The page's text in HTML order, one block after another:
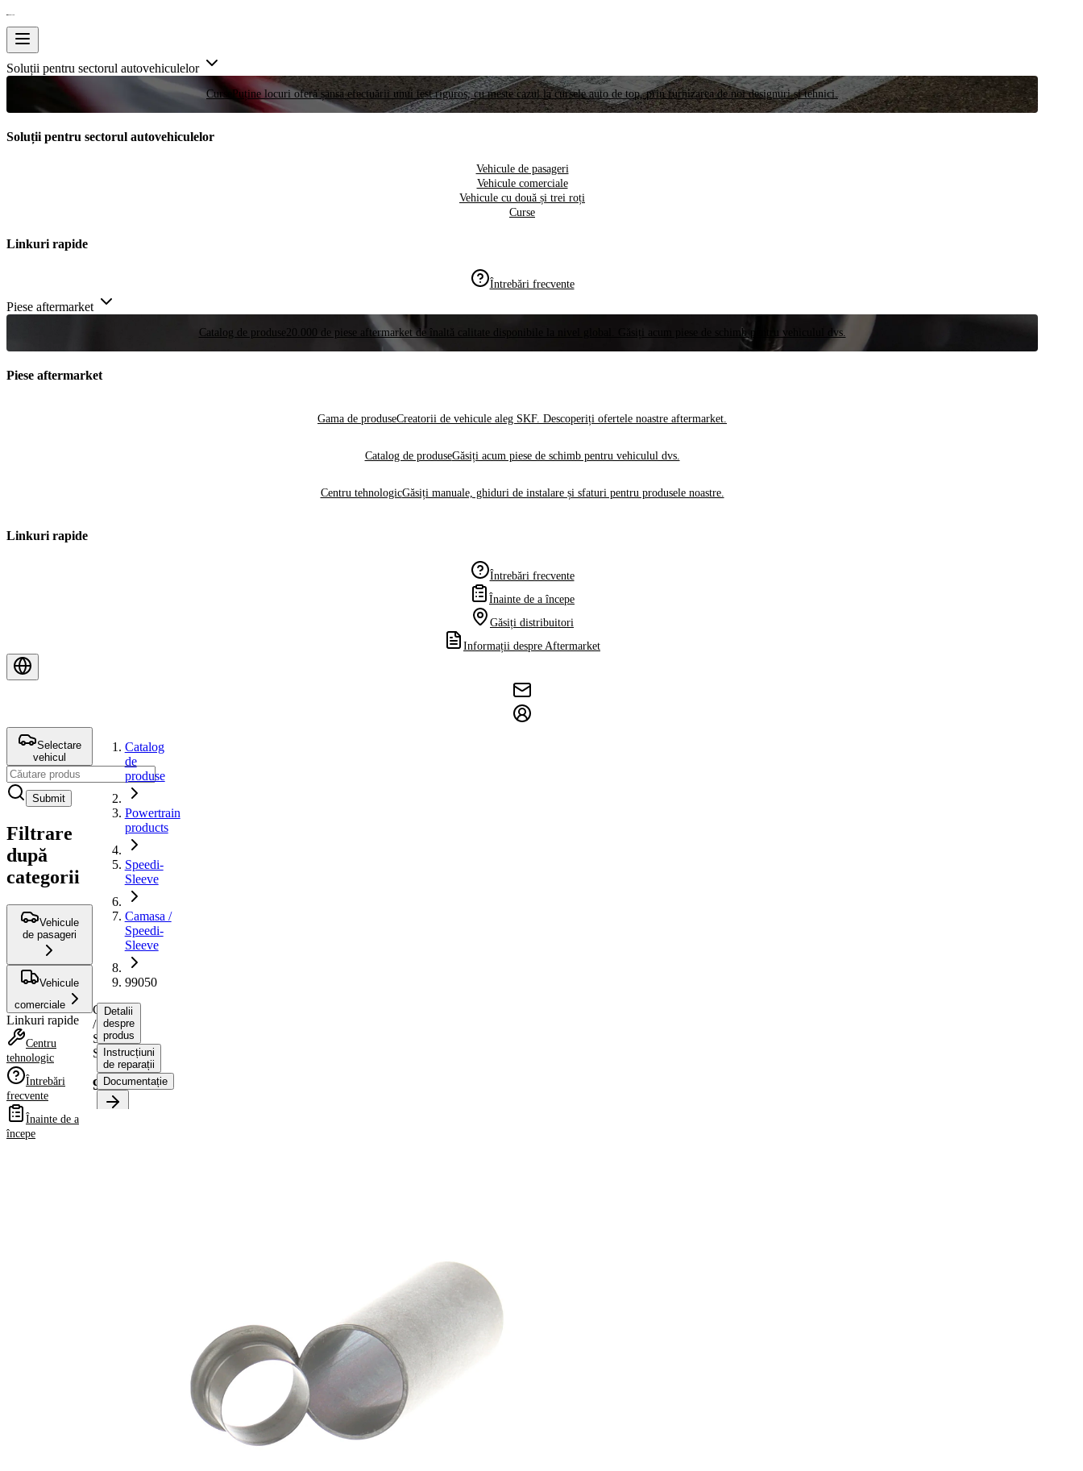
Soluții pentru sectorul autovehiculelor
Curse Puține locuri oferă șansa efectuării unui test riguros, cu meste cazul la cursele auto de top, prin furnizarea de noi designuri și tehnici.
Soluții pentru sectorul autovehiculelor
Vehicule de pasageri
Vehicule comerciale
Vehicule cu două și trei roți
Curse
Linkuri rapide
Întrebări frecvente
Piese aftermarket
Catalog de produse 20.000 de piese aftermarket de înaltă calitate disponibile la nivel global. Găsiți acum piese de schimb pentru vehiculul dvs.
Piese aftermarket
Gama de produseCreatorii de vehicule aleg SKF. Descoperiți ofertele noastre aftermarket.
Catalog de produseGăsiți acum piese de schimb pentru vehiculul dvs.
Centru tehnologicGăsiți manuale, ghiduri de instalare și sfaturi pentru produsele noastre.
Linkuri rapide
Întrebări frecvente
Înainte de a începe
Găsiți distribuitori
Informații despre Aftermarket
Selectare
vehicul
Submit
Filtrare
după
categorii
Vehicule
de pasageri
Vehicule
comerciale
Linkuri rapide
Centru
tehnologic
Întrebări
frecvente
Înainte de a
începe
Catalog
de
produse
Powertrain
products
Speedi-
Sleeve
Camasa /
Speedi-
Sleeve
99050
Camasa
/
Speedi-
Sleeve
99050
Detalii
despre
produs
Instrucțiuni
de reparații
Documentație